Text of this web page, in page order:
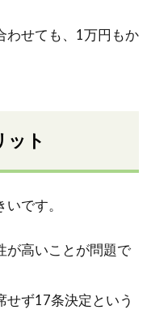
わせても、1万円もか
ット
です。
が高いことが問題で
せず17条決定という